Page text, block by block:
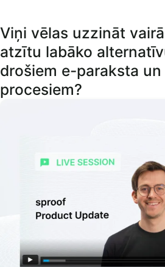
Viņi vēlas uzzināt
atzītu labāko
drošiem e-paraksta
procesiem?